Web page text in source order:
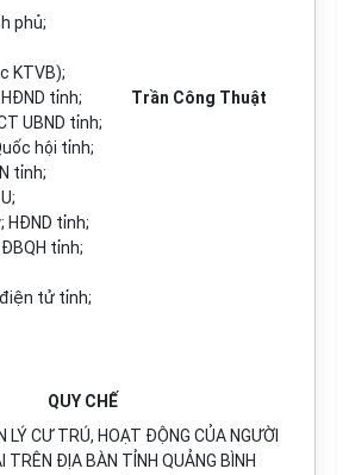
phủ;
KTVB);
tỉnh;
UBND tỉnh;
hội tỉnh;
tỉnh;
HĐND tỉnh;
tỉnh;
tử tỉnh;
Trần Công Thuật
QUY CHẾ
LÝ CƯ TRÚ, HOẠT ĐỘNG CỦA NGƯỜI
TRÊN ĐỊA BÀN TỈNH QUẢNG BÌNH